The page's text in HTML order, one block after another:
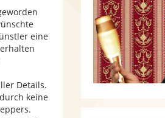
eine
Details.
keine